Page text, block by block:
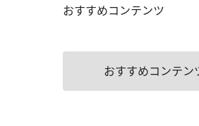
おすすめコンテンツ
おすすめコンテン